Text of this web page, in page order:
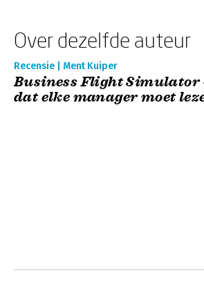
Over dezelfde auteur
Recensie | Ment Kuiper
Business Flight Simulator -
dat elke manager moet